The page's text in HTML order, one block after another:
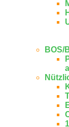
BOS/